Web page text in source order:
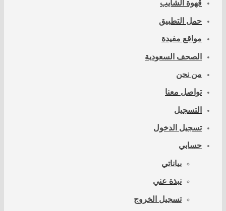
قهوة الشايب
حمل التطبيق
مواقع مفيدة
الصحف السعودية
من نحن
تواصل معنا
التسجيل
تسجيل الدخول
حسابي
بياناتي
نبذة عني
تسجيل الخروج